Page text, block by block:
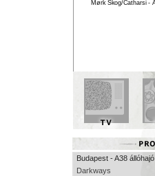
Budapest - A38 állóhajó
Darkways